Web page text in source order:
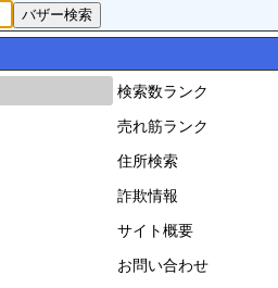
検索数ランク
売れ筋ランク
住所検索
詐欺情報
サイト概要
お問い合わせ